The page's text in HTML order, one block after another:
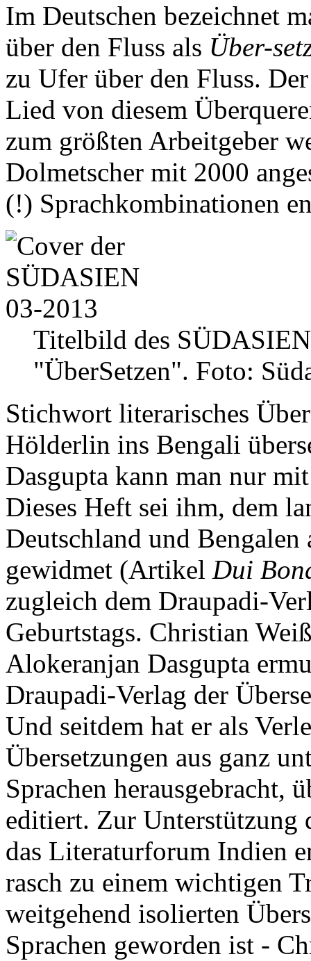
Im Deutschen bezeichnet
über den Fluss als Über-
zu Ufer über den Fluss.
Lied von diesem
zum größten Arbeitgeber
Dolmetscher mit 2000
(!) Sprachkombinationen
Titelbild des
"ÜberSetzen". Foto:
Stichwort literarisches
Hölderlin ins Bengali
Dasgupta kann man nur
Dieses Heft sei ihm, dem
Deutschland und Bengalen
gewidmet (Artikel Dui
zugleich dem Draupadi-
Geburtstags. Christian
Alokeranjan Dasgupta
Draupadi-Verlag der
Und seitdem hat er als
Übersetzungen aus ganz
Sprachen herausgebracht,
editiert. Zur Unterstützung
das Literaturforum Indien
rasch zu einem wichtigen
weitgehend isolierten
Sprachen geworden ist -